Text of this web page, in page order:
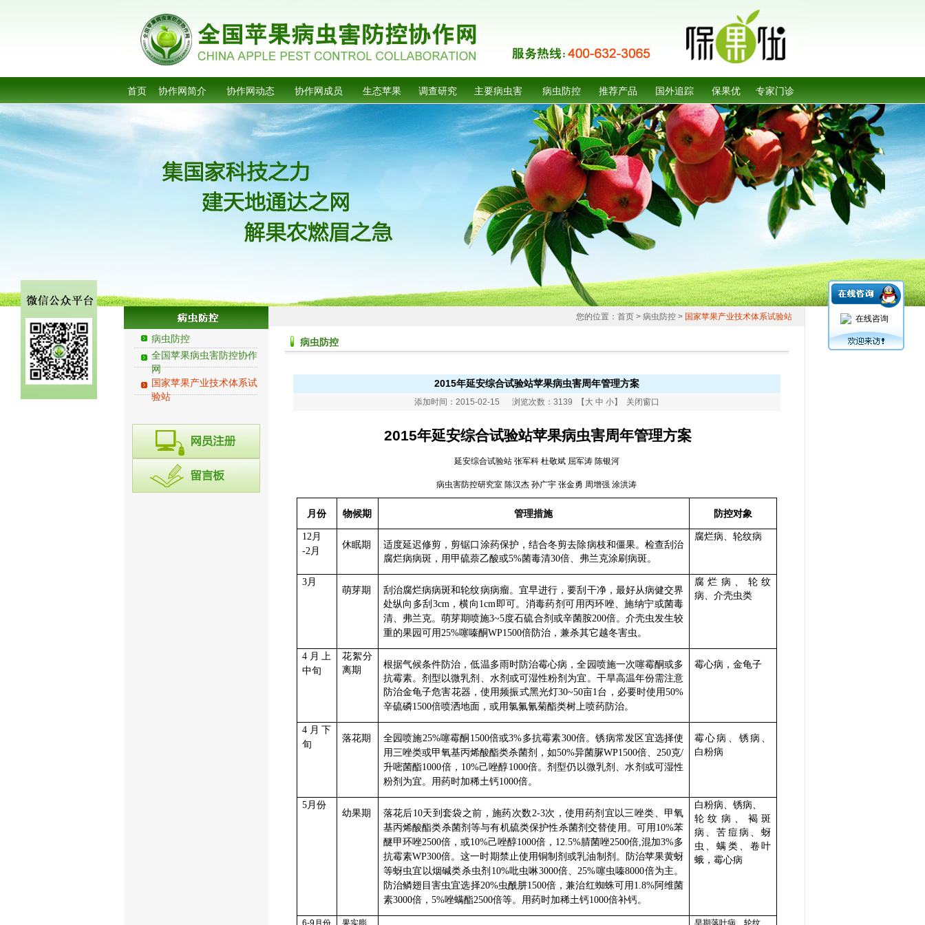
首页 协作网简介 协作网动态 协作网成员 生态苹果 调查研究 主要病虫害 病虫防控 推荐产品 国外追踪 保果优 专家门诊
病虫防控
全国苹果病虫害防控协作
网
国家苹果产业技术体系试
验站
您的位置： 首页 > 病虫防控 > 国家苹果产业技术体系试验站
病虫防控
2015年延安综合试验站苹果病虫害周年管理方案
添加时间：2015-02-15 浏览次数：3139 【 大 中 小】 关闭窗口
2015年延安综合试验站苹果病虫害周年管理方案
延安综合试验站 张军科 杜敬斌 屈军涛 陈银河
病虫害防控研究室 陈汉杰 孙广宇 张金勇 周增强 涂洪涛
月份 物候期 管理措施 防控对象
12 月
-2 月
休眠期
适度延迟修剪，剪锯口涂药保护，结合冬剪去除病枝和僵果。检查刮治
腐烂病病斑，用甲硫萘乙酸或5%菌毒清30倍、弗兰克涂刷病斑。
腐烂病、轮纹病
3月
萌芽期
刮治腐烂病病斑和轮纹病病瘤。宜早进行，要刮干净，最好从病健交界
处纵向多刮 3cm ，横向 1cm 即可。消毒药剂可用丙环唑、施纳宁或菌毒
清、弗兰克。萌芽期喷施3~5度石硫合剂或辛菌胺200倍。介壳虫发生较
重的果园可用25%噻嗪酮WP1500倍防治，兼杀其它越冬害虫。
腐烂病、轮纹
病、介壳虫类
4月上
中旬
花絮分
离期
根据气候条件防治，低温多雨时防治霉心病，全园喷施一次噻霉酮或多
抗霉素。剂型以微乳剂、水剂或可湿性粉剂为宜。干旱高温年份需注意
防治金龟子危害花器，使用频振式黑光灯30~50亩1台，必要时使用50%
辛硫磷1500倍喷洒地面，或用氯氟氰菊酯类树上喷药防治。
霉心病，金龟子
4月下
旬
落花期 全园喷施25%噻霉酮 1500倍或3%多抗霉素300倍。锈病常发区宜选择使
用三唑类或甲氧基丙烯酸酯类杀菌剂，如50%异菌脲WP1500倍、 250克/
升嘧菌酯1000倍， 10%己唑醇1000倍。剂型仍以微乳剂、水剂或可湿性
粉剂为宜。用药时加稀土钙1000倍。
霉心病、锈病、
白粉病
5月份
幼果期 落花后10天到套袋之前，施药次数2-3次，使用药剂宜以三唑类、甲氧
基丙烯酸酯类杀菌剂等与有机硫类保护性杀菌剂交替使用。可用 10%苯
醚甲环唑2500倍，或10%己唑醇1000倍， 12.5%腈菌唑2500倍,混加3%多
抗霉素WP300倍。这一时期禁止使用铜制剂或乳油制剂。防治苹果黄蚜
等蚜虫宜以烟碱类杀虫剂 10%吡虫啉3000倍、 25%噻虫嗪8000倍为主。
防治鳞翅目害虫宜选择20%虫酰肼1500倍，兼治红蜘蛛可用 1.8%阿维菌
素3000倍， 5%唑螨酯2500倍等。用药时加稀土钙1000倍补钙。
白粉病、锈病、
轮纹病、褐斑
病、苦痘病、蚜
虫、螨类、卷叶
蛾，霉心病
6-9月份 果实膨 早期落叶病、轮纹
在线咨询